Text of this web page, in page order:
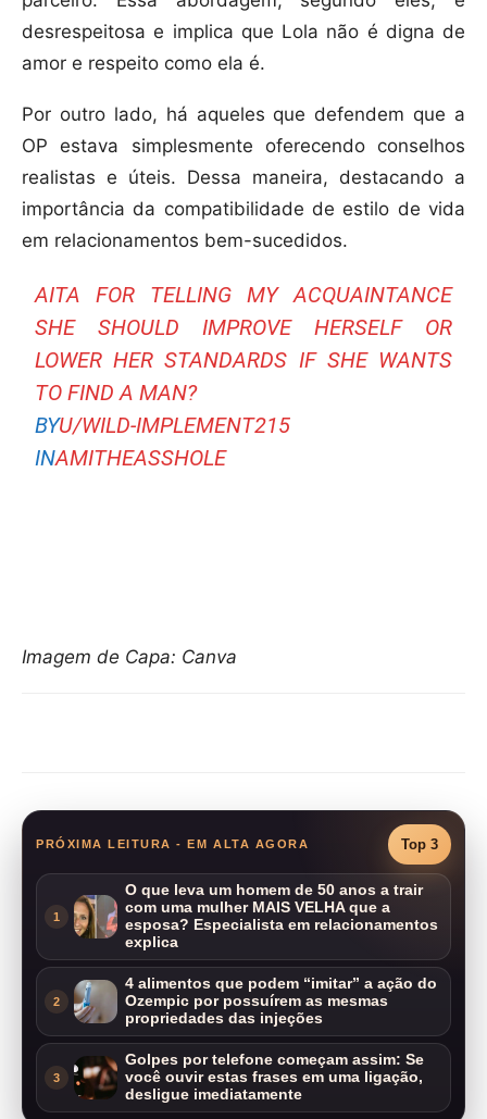
desrespeitosa e implica que Lola não é digna de
amor e respeito como ela é.
Por outro lado, há aqueles que defendem que a
OP estava simplesmente oferecendo conselhos
realistas e úteis. Dessa maneira, destacando a
importância da compatibilidade de estilo de vida
em relacionamentos bem-sucedidos.
AITA FOR TELLING MY ACQUAINTANCE
SHE SHOULD IMPROVE HERSELF OR
LOWER HER STANDARDS IF SHE WANTS
TO FIND A MAN?
BYU/WILD-IMPLEMENT215
INAMITHEASSHOLE
Imagem de Capa: Canva
PRÓXIMA LEITURA - EM ALTA AGORA Top 3
1
O que leva um homem de 50 anos a trair
com uma mulher MAIS VELHA que a
esposa? Especialista em relacionamentos
explica
2
4 alimentos que podem “imitar” a ação do
Ozempic por possuírem as mesmas
propriedades das injeções
3
Golpes por telefone começam assim: Se
você ouvir estas frases em uma ligação,
desligue imediatamente